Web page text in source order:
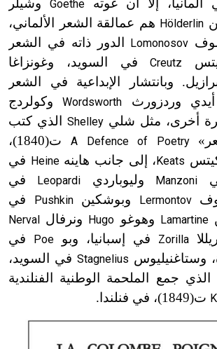
إلا أن غوته Goethe وشيلر
Hölderlin هم عمالقة الشعر الألماني،
Lomonosov
الدور ذاته في الشعر
Creutzفي السويد، وغونزاغا
وبانتشار الإبداعية في الشعر
أيدي وردزورث Wordsworthوكولردج
أخرى، مثل شلي Shelley الذي كتب
A Defence of Poetryت(1840)
،
Keats ، إلى جانب هاينهHeine في
Manzoni وليوباردي Leopardi
في
Lermontov وبوشكينPushkin
في
Lamartine وهوغو Hugo ونرفال Nerval
Zorilla في إسبانيا، وبو Poe
في
وستاغنيليوس Stagnelius في السويد،
الذي جمع الملحمة الوطنية الفنلندية
ت(1849) ، في فنلندا.